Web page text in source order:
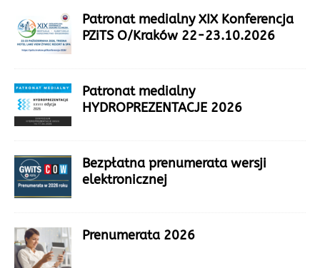
Patronat medialny XIX Konferencja
PZiTS O/Kraków 22-23.10.2026
Patronat medialny
HYDROPREZENTACJE 2026
Bezpłatna prenumerata wersji
elektronicznej
Prenumerata 2026